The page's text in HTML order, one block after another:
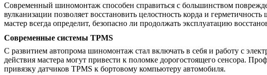
Современный шиномонтаж способен справиться с большинством
вулканизации позволяет восстановить целостность корда и
мастер всегда определит, безопасно ли продолжать эксплуатацию
Современные системы TPMS
С развитием автопрома шиномонтаж стал включать в себя и работу с
действия мастера могут привести к поломке дорогостоящего сенсора.
привязку датчиков TPMS к бортовому компьютеру автомобиля.